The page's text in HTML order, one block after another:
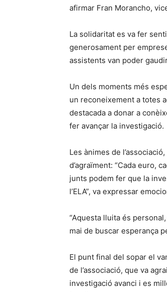
afirmar Fran Morancho,
La solidaritat es va fer
generosament per
assistents van poder
Un dels moments més
un reconeixement a totes
destacada a donar a
fer avançar la investigació.
Les ànimes de
d’agraïment: “Cada euro,
junts podem fer que la
l’ELA”, va expressar
“Aquesta lluita és
mai de buscar esperança
El punt final del sopar el
de l’associació, que va
investigació avanci i es